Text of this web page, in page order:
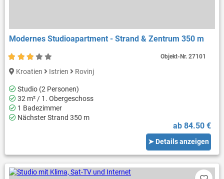
Modernes Studioapartment - Strand & Zentrum 350 m
Kroatien Istrien Rovinj
Studio (2 Personen)
32 m² / 1. Obergeschoss
1 Badezimmer
Nächster Strand 350 m
ab 84.50 €
➤ Details anzeigen
Objekt-Nr.27101